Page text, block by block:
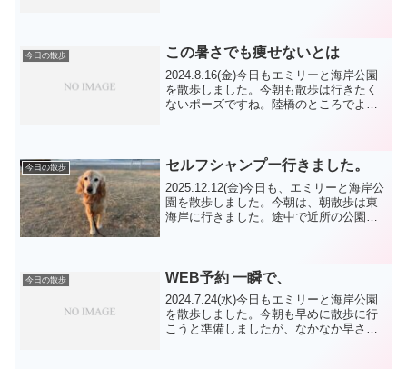
ッシングを行...
今日の散歩 この暑さでも痩せないとは
2024.8.16(金)今日もエミリーと海岸公園
を散歩しました。今朝も散歩は行きたく
ないポーズですね。陸橋のところでよう
も走りたい子...
今日の散歩 セルフシャンプー行きました。
2025.12.12(金)今日も、エミリーと海岸公
園を散歩しました。今朝は、朝散歩は東
海岸に行きました。途中で近所の公園で
シャンプー...
今日の散歩 WEB予約 一瞬で、
2024.7.24(水)今日もエミリーと海岸公園
を散歩しました。今朝も早めに散歩に行
こうと準備しましたが、なかなか早さの